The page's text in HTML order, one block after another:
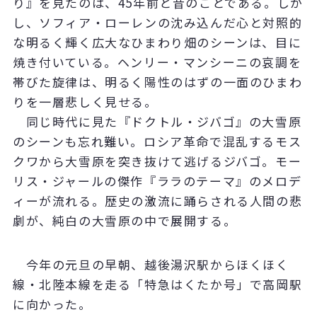
し、ソフィア・ローレンの沈み込んだ心と対照的
な明るく輝く広大なひまわり畑のシーンは、目に
焼き付いている。ヘンリー・マンシーニの哀調を
帯びた旋律は、明るく陽性のはずの一面のひまわ
りを一層悲しく見せる。
同じ時代に見た『ドクトル・ジバゴ』の大雪原
のシーンも忘れ難い。ロシア革命で混乱するモス
クワから大雪原を突き抜けて逃げるジバゴ。モー
リス・ジャールの傑作『ララのテーマ』のメロデ
ィーが流れる。歴史の激流に踊らされる人間の悲
劇が、純白の大雪原の中で展開する。
今年の元旦の早朝、越後湯沢駅からほくほく
線・北陸本線を走る「特急はくたか号」で高岡駅
に向かった。